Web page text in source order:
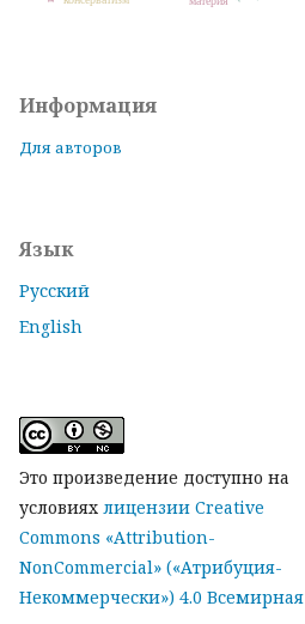
Информация
Для авторов
Язык
Русский
English
Это произведение доступно на
условиях лицензии Creative
Commons «Attribution-
NonCommercial» («Атрибуция-
Некоммерчески») 4.0 Всемирная